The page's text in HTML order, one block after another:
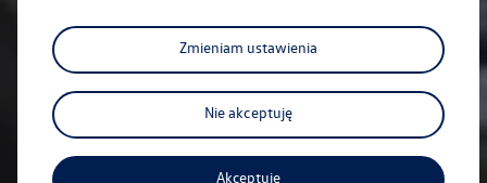
Zmieniam ustawienia
Nie akceptuję
Akceptuję